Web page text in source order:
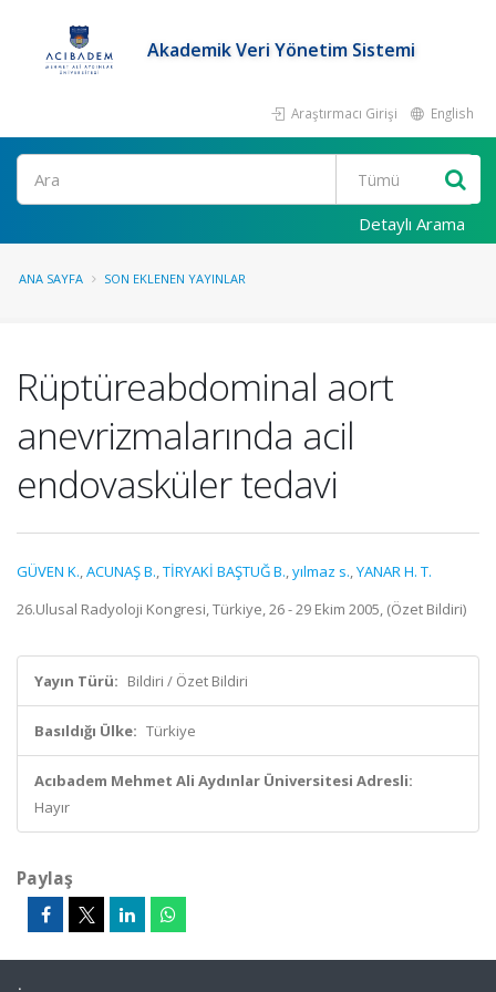
Akademik Veri Yönetim Sistemi
Araştırmacı Girişi English
Ara
Detaylı Arama
ANA SAYFA SON EKLENEN YAYINLAR
Rüptüreabdominal aort
anevrizmalarında acil
endovasküler tedavi
GÜVEN K.,ACUNAŞ B.,TİRYAKİ BAŞTUĞ B.,yılmaz s.,YANAR H. T.
26.Ulusal Radyoloji Kongresi, Türkiye, 26 - 29 Ekim 2005, (Özet Bildiri)
Yayın Türü: Bildiri / Özet Bildiri
Basıldığı Ülke: Türkiye
Acıbadem Mehmet Ali Aydınlar Üniversitesi Adresli:
Hayır
Paylaş